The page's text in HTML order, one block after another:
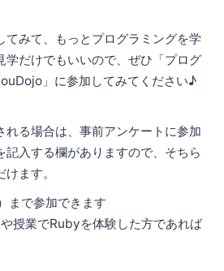
てみて、もっとプログラミングを学
学だけでもいいので、ぜひ「プログ
」に参加してみてください♪
れる場合は、事前アンケートに参加
記入する欄がありますので、そちら
ます。
まで参加できます
授業でRubyを体験した方であれば